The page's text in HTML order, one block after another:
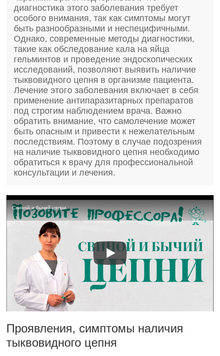
диагностика этого заболевания требует
особого внимания, так как симптомы могут
быть разнообразными и неспецифичными.
Однако, современные методы диагностики,
такие как обследование кала на яйца
гельминтов и проведение эндоскопических
исследований, позволяют выявить наличие
тыквовидного цепня в организме пациента.
Лечение этого заболевания включает в себя
применение антипаразитарных препаратов
под строгим наблюдением врача. Важно
обратить внимание, что самолечение может
быть опасным и привести к нежелательным
последствиям. Поэтому в случае подозрения
на наличие тыквовидного цепня необходимо
обратиться к врачу для профессиональной
консультации и лечения.
Свиной и бычий цепни
Проявления, симптомы наличия
тыквовидного цепня